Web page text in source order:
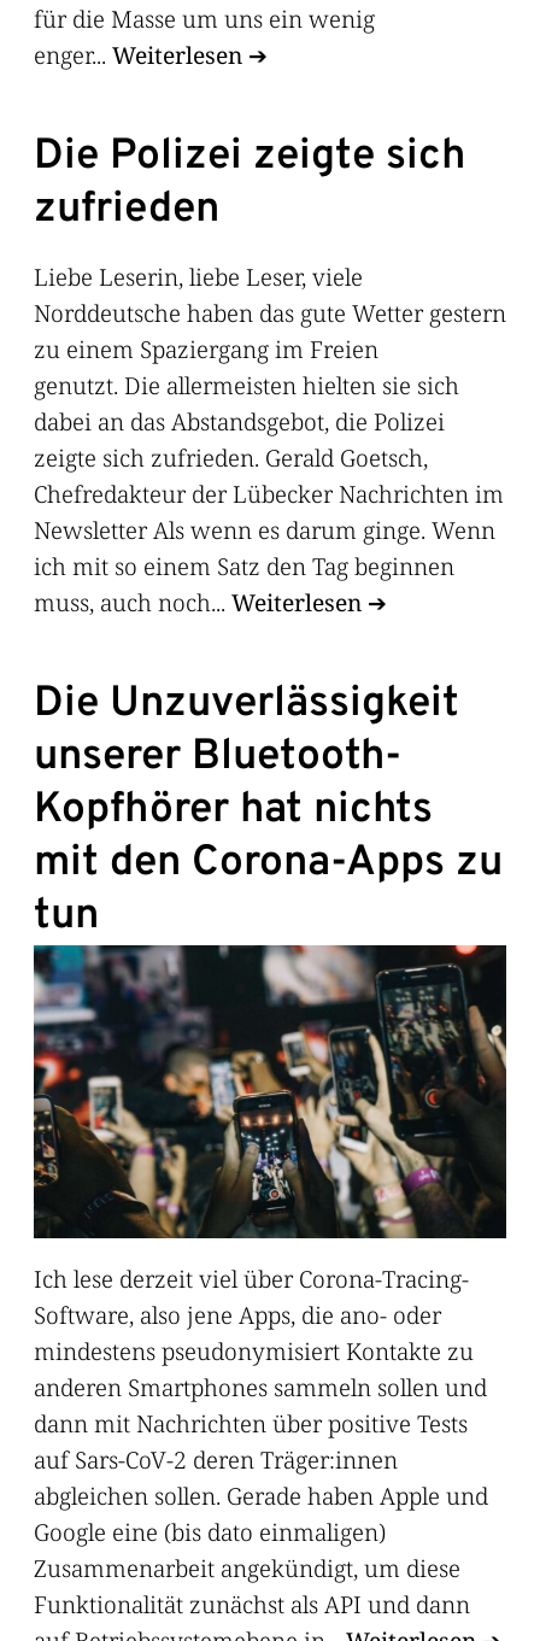
für die Masse um uns ein wenig
enger... Weiterlesen
Die Polizei zeigte sich
zufrieden
Liebe Leserin, liebe Leser, viele
Norddeutsche haben das gute Wetter gestern
zu einem Spaziergang im Freien
genutzt. Die allermeisten hielten sie sich
dabei an das Abstandsgebot, die Polizei
zeigte sich zufrieden. Gerald Goetsch,
Chefredakteur der Lübecker Nachrichten im
Newsletter Als wenn es darum ginge. Wenn
ich mit so einem Satz den Tag beginnen
muss, auch noch... Weiterlesen
Die Unzuverlässigkeit
unserer Bluetooth-
Kopfhörer hat nichts
mit den Corona-Apps zu
tun
Ich lese derzeit viel über Corona-Tracing-
Software, also jene Apps, die ano- oder
mindestens pseudonymisiert Kontakte zu
anderen Smartphones sammeln sollen und
dann mit Nachrichten über positive Tests
auf Sars-CoV-2 deren Träger:innen
abgleichen sollen. Gerade haben Apple und
Google eine (bis dato einmaligen)
Zusammenarbeit angekündigt, um diese
Funktionalität zunächst als API und dann